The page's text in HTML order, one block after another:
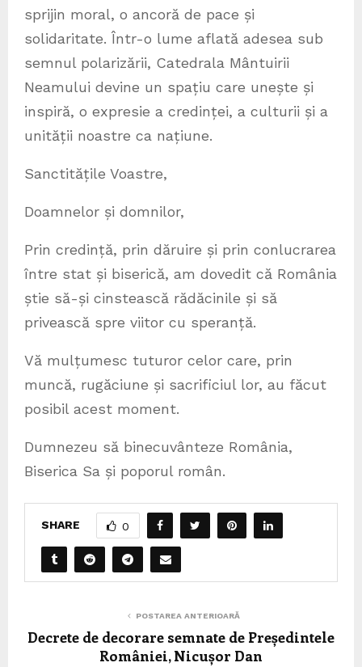
sprijin moral, o ancoră de pace și
solidaritate. Într-o lume aflată adesea sub
semnul polarizării, Catedrala Mântuirii
Neamului devine un spațiu care unește și
inspiră, o expresie a credinței, a culturii și a
unității noastre ca națiune.
Sanctitățile Voastre,
Doamnelor și domnilor,
Prin credință, prin dăruire și prin conlucrarea
între stat și biserică, am dovedit că România
știe să-și cinstească rădăcinile și să
privească spre viitor cu speranță.
Vă mulțumesc tuturor celor care, prin
muncă, rugăciune și sacrificiul lor, au făcut
posibil acest moment.
Dumnezeu să binecuvânteze România,
Biserica Sa și poporul român.
SHARE 0
POSTAREA ANTERIOARĂ
Decrete de decorare semnate de Președintele
României, Nicușor Dan